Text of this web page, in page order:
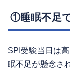
①睡眠不足
SPI受験当日は
眠不足が懸念さ